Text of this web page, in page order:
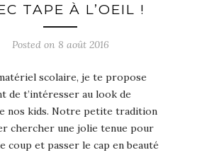
TAPE À L’OEIL !
Posted on 8 août 2016
scolaire, je te propose
de t’intéresser au look de
nos kids. Notre petite tradition
chercher une jolie tenue pour
coup et passer le cap en beauté